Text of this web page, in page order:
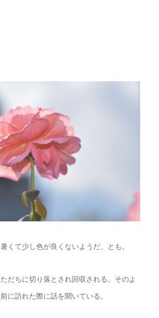
くて少し色が良くないようだ、とも。
だちに切り落とされ回収される。そのよ
に訪れた際に話を聞いている。